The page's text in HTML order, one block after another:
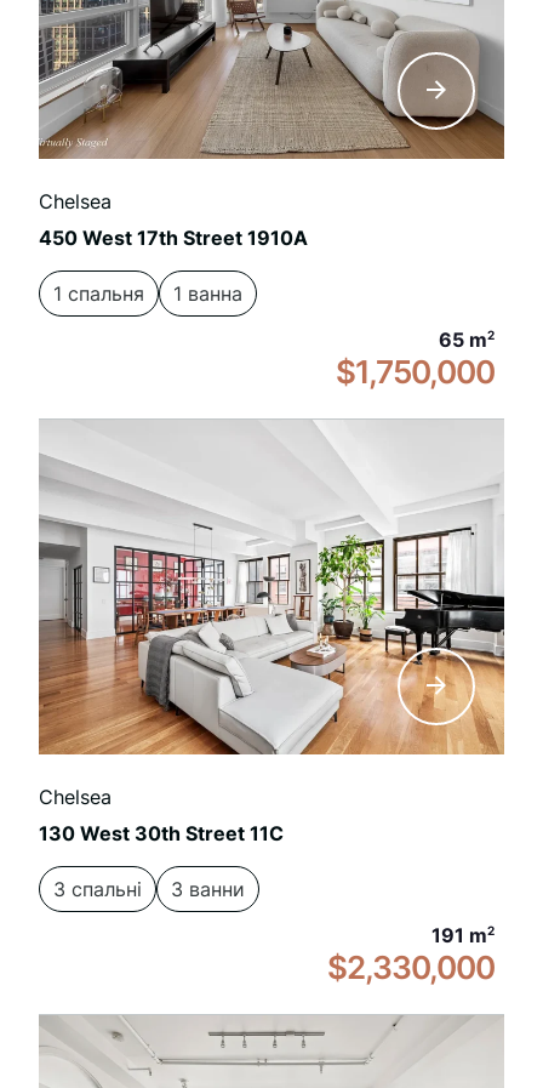
Chelsea
450 West 17th Street 1910A
1 спальня
1 ванна
65 m2
$1,750,000
Chelsea
130 West 30th Street 11C
3 спальні
3 ванни
191 m2
$2,330,000